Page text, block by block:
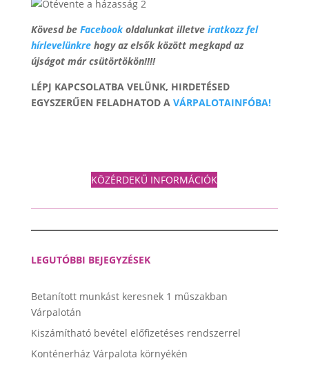
Kövesd be Facebookoldalunkat illetve iratkozz fel
hírlevelünkrehogy az elsők között megkapd az
újságot már csütörtökön!!!!
LÉPJ KAPCSOLATBA VELÜNK, HIRDETÉSED
EGYSZERŰEN FELADHATOD A VÁRPALOTAINFÓBA!
KÖZÉRDEKŰ INFORMÁCIÓK
LEGUTÓBBI BEJEGYZÉSEK
Betanított munkást keresnek 1 műszakban
Várpalotán
Kiszámítható bevétel előfizetéses rendszerrel
Konténerház Várpalota környékén